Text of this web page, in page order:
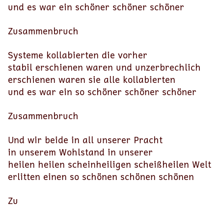
und es war ein schöner schöner schöner
Zusammenbruch
Systeme kollabierten die vorher
stabil erschienen waren und unzerbrechlich
erschienen waren sie alle kollabierten
und es war ein so schöner schöner schöner
Zusammenbruch
Und wir beide in all unserer Pracht
in unserem Wohlstand in unserer
heilen heilen scheinheiligen scheißheilen Welt
erlitten einen so schönen schönen schönen
Zu